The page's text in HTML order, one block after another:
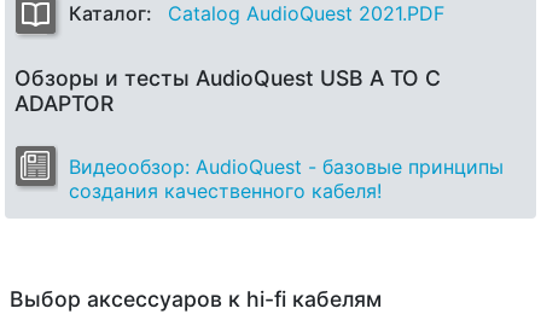
Каталог: Catalog AudioQuest 2021.PDF
Обзоры и тесты AudioQuest USB A TO C
ADAPTOR
Видеообзор: AudioQuest - базовые принципы
создания качественного кабеля!
Выбор аксессуаров к hi-fi кабелям